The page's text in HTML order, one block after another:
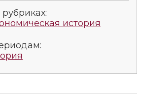
история